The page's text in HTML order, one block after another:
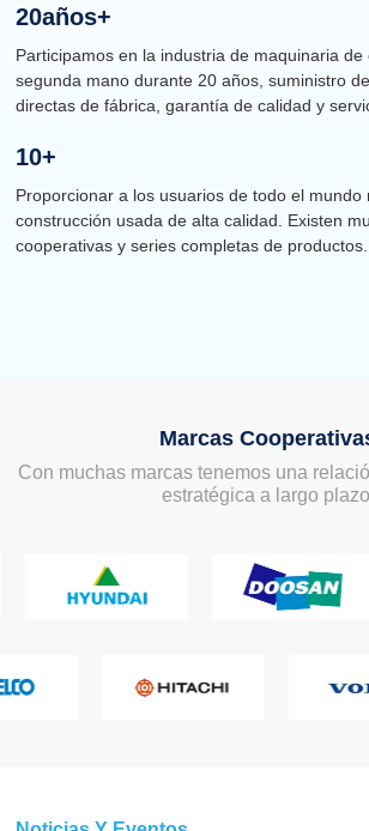
20Años+
Participamos en la industria de maquinaria de
segunda mano durante 20 años, suministro
directas de fábrica, garantía de calidad y
10+
Proporcionar a los usuarios de todo el mundo
construcción usada de alta calidad. Existen
cooperativas y series completas de productos.
Marcas
Con muchas marcas tenemos una
estratégica a largo